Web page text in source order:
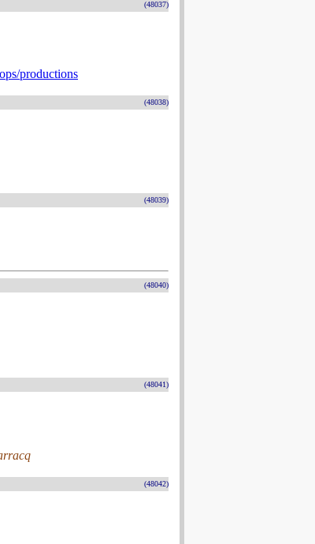
(48037)
productions
(48038)
(48039)
(48040)
(48041)
(48042)